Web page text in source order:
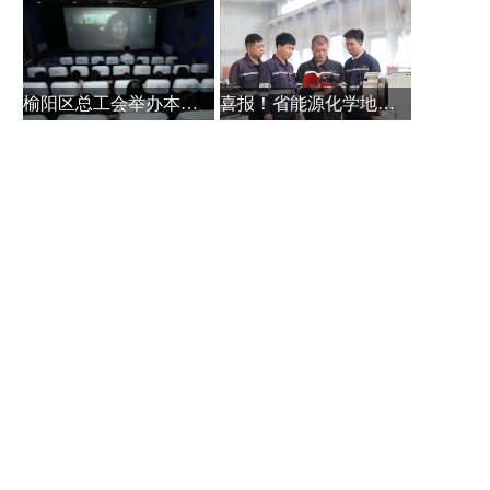
榆阳区总工会举办本土作家白保林创 喜报！省能源化学地质工会系统主题